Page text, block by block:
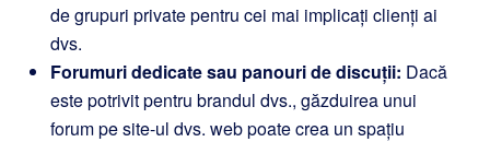
de grupuri private pentru cei mai implicați clienți ai
dvs.
Forumuri dedicate sau panouri de discuții: Dacă
este potrivit pentru brandul dvs., găzduirea unui
forum pe site-ul dvs. web poate crea un spațiu